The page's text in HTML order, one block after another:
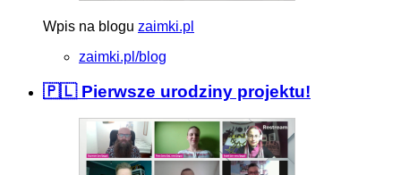
Wpis na blogu zaimki.pl
zaimki.pl/blog
🇵🇱 Pierwsze urodziny projektu!